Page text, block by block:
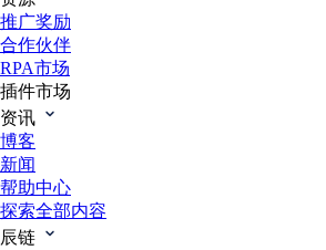
推广奖励
合作伙伴
RPA市场
插件市场
资讯
博客
新闻
帮助中心
探索全部内容
辰链